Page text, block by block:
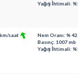
Yağış İhtimali:
saat
Nem Oranı: % 42
Basınç: 1007 mb
Yağış İhtimali: